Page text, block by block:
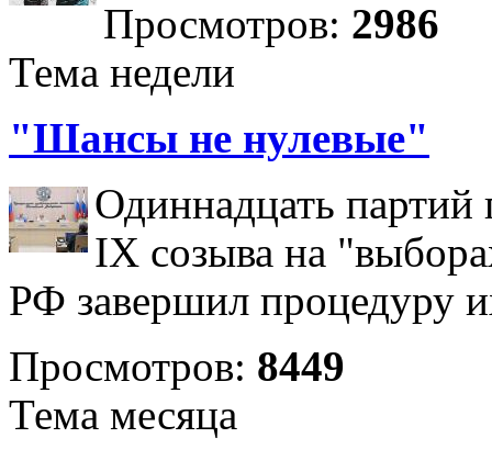
Просмотров: 2986
Тема недели
"Шансы не нулевые"
Одиннадцать партий
IX созыва на
РФ завершил процедуру
Просмотров: 8449
Тема месяца